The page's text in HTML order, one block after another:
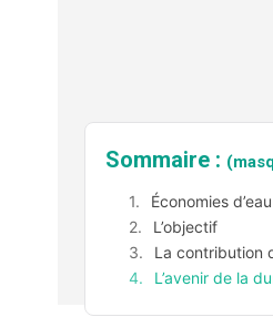
Sommaire :
Économies
L’objectif
La contribution
L’avenir de la